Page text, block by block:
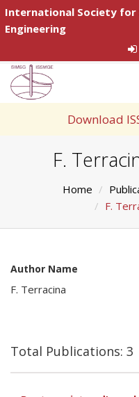
International Society for
Engineering
Download
F.
Home
F.
Author Name
F. Terracina
Total Publications: 3